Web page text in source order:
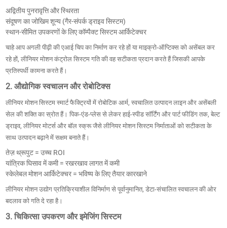
अद्वितीय पुनरावृत्ति और स्थिरता
संदूषण का जोखिम शून्य (गैर-संपर्क ड्राइव सिस्टम)
स्थान-सीमित उपकरणों के लिए कॉम्पैक्ट सिस्टम आर्किटेक्चर
चाहे आप अगली पीढ़ी की एआई चिप का निर्माण कर रहे हों या माइक्रो-ऑप्टिक्स को असेंबल कर
रहे हों, लीनियर मोशन कंट्रोल सिस्टम गति की वह सटीकता प्रदान करते हैं जिसकी आपके
प्रतिस्पर्धी कामना करते हैं।
2. औद्योगिक स्वचालन और रोबोटिक्स
लीनियर मोशन सिस्टम स्मार्ट फैक्ट्रियों में रोबोटिक आर्म, स्वचालित उत्पादन लाइन और असेंबली
सेल की शक्ति का स्रोत हैं। पिक-एंड-प्लेस से लेकर हाई-स्पीड सॉर्टिंग और पार्ट फीडिंग तक, बेल्ट
ड्राइव, लीनियर मोटर्स और बॉल स्क्रू जैसे लीनियर मोशन सिस्टम निर्माताओं को सटीकता के
साथ उत्पादन बढ़ाने में सक्षम बनाते हैं।
तेज़ थ्रूपुट = उच्च ROI
यांत्रिक घिसाव में कमी = रखरखाव लागत में कमी
स्केलेबल मोशन आर्किटेक्चर = भविष्य के लिए तैयार कारखाने
लीनियर मोशन उद्योग प्रतिक्रियाशील विनिर्माण से पूर्वानुमानित, डेटा-संचालित स्वचालन की ओर
बदलाव को गति दे रहा है।
3. चिकित्सा उपकरण और इमेजिंग सिस्टम